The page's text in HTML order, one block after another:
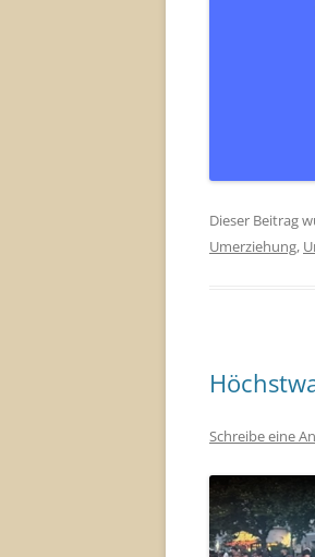
Dieser Beitrag
Umerziehung,
Schreibe eine